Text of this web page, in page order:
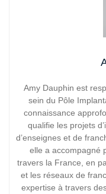
Amy Dauphin est
sein du Pôle
connaissance
qualifie les projets
d’enseignes et de
elle a accompagné
travers la France, en
et les réseaux de
expertise à travers